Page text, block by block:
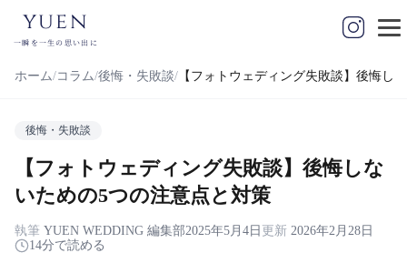
yuen
一瞬を一生の思い出に
ホーム コラム 後悔・失敗談 【フォトウェディング失敗談】後悔し
後悔・失敗談
【フォトウェディング失敗談】後悔しな
いための5つの注意点と対策
執筆 YUEN WEDDING 編集部2025年5月4日 更新 2026年2月28日
14分で読める